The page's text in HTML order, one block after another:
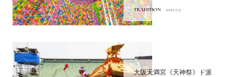
TRADITION 2022.7.9
大阪天満宮《天神祭》ド派